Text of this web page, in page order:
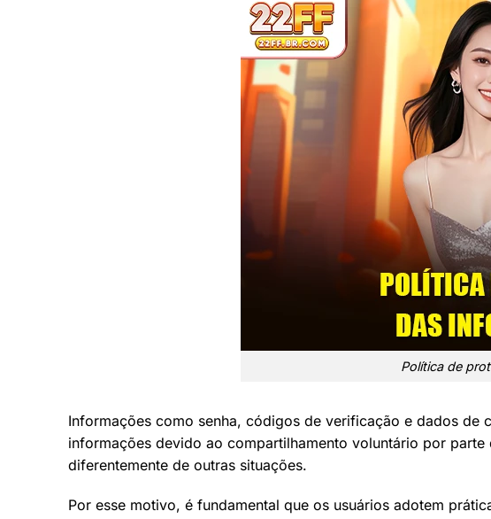
Política de
Informações como senha, códigos de verificação e dados
informações devido ao compartilhamento voluntário por
diferentemente de outras situações.
Por esse motivo, é fundamental que os usuários adotem